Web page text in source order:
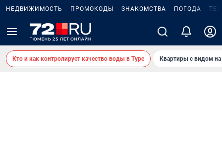
НЕДВИЖИМОСТЬ ПРОМОКОДЫ ЗНАКОМСТВА ПОГОДА
Кто и как контролирует качество воды в Туре Квартиры с видом на